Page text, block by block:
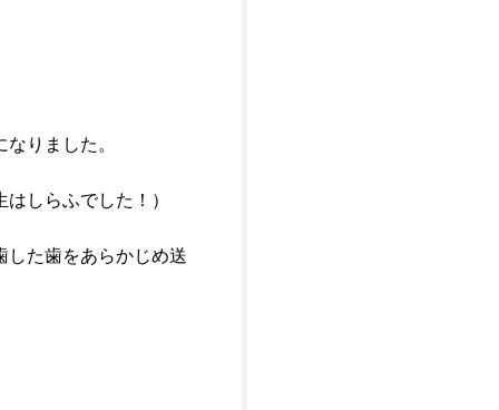
りました。
しらふでした！）
した歯をあらかじめ送